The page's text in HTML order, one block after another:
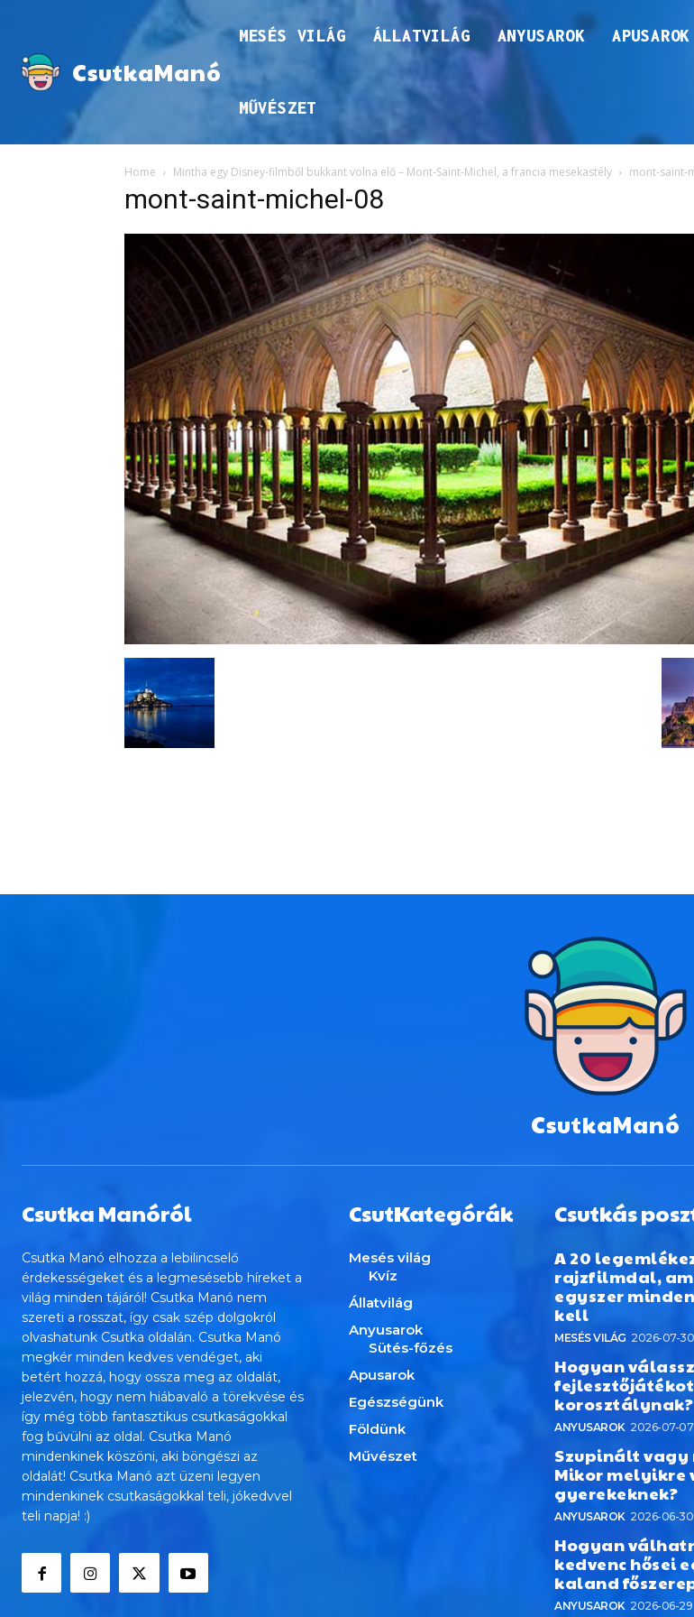
CsutkaManó
MESÉS VILÁG ÁLLATVILÁG ANYUSAROK APUSAROK
MŰVÉSZET
Home Mintha egy Disney-filmből bukkant volna elő – Mont-Saint-Michel, a francia mesekastély mont-saint-
mont-saint-michel-08
CsutkaManó
Csutka Manóról
Csutka Manó elhozza a lebilincselő
érdekességeket és a legmesésebb híreket a
világ minden tájáról! Csutka Manó nem
szereti a rosszat, így csak szép dolgokról
olvashatunk Csutka oldalán. Csutka Manó
megkér minden kedves vendéget, aki
betért hozzá, hogy ossza meg az oldalát,
jelezvén, hogy nem hiábavaló a törekvése és
így még több fantasztikus csutkaságokkal
fog bűvülni az oldal. Csutka Manó
mindenkinek köszöni, aki böngészi az
oldalát! Csutka Manó azt üzeni legyen
mindenkinek csutkaságokkal teli, jókedvvel
teli napja! :)
CsutKategórák
Mesés világ
Kvíz
Állatvilág
Anyusarok
Sütés-főzés
Apusarok
Egészségünk
Földünk
Művészet
Csutkás
A 20
rajzfilmdal,
egyszer
kell
MESÉS VILÁG 2026-07-30
Hogyan
fejlesztőjátékot
korosztálynak?
ANYUSAROK 2026-07-07
Szupinált vagy
Mikor melyikre
gyerekeknek?
ANYUSAROK 2026-06-30
Hogyan
kedvenc hősei
kaland
ANYUSAROK 2026-06-29